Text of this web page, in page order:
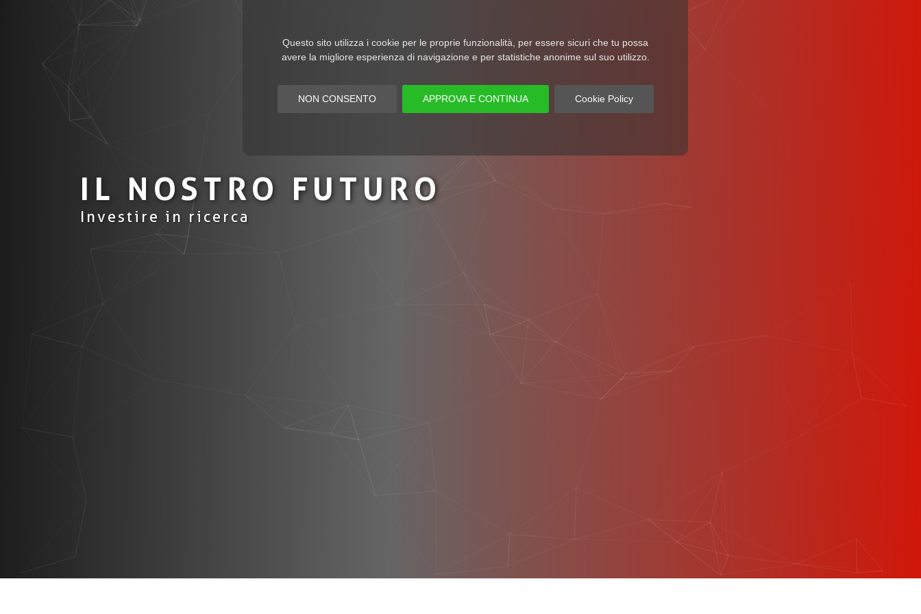
Questo sito utilizza i cookie per le proprie funzionalità, per essere sicuri che tu possa
avere la migliore esperienza di navigazione e per statistiche anonime sul suo utilizzo.
NON CONSENTO APPROVA E CONTINUA Cookie Policy
IL NOSTRO FUTURO
Investire in ricerca